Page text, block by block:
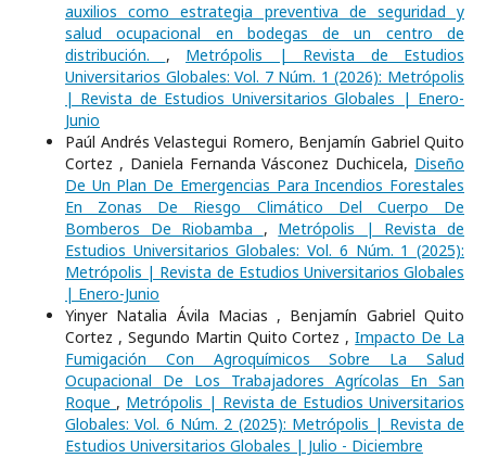
auxilios como estrategia preventiva de seguridad y
salud ocupacional en bodegas de un centro de
distribución. , Metrópolis | Revista de Estudios
Universitarios Globales: Vol. 7 Núm. 1 (2026): Metrópolis
| Revista de Estudios Universitarios Globales | Enero-
Junio
Paúl Andrés Velastegui Romero, Benjamín Gabriel Quito
Cortez , Daniela Fernanda Vásconez Duchicela, Diseño
De Un Plan De Emergencias Para Incendios Forestales
En Zonas De Riesgo Climático Del Cuerpo De
Bomberos De Riobamba , Metrópolis | Revista de
Estudios Universitarios Globales: Vol. 6 Núm. 1 (2025):
Metrópolis | Revista de Estudios Universitarios Globales
| Enero-Junio
Yinyer Natalia Ávila Macias , Benjamín Gabriel Quito
Cortez , Segundo Martin Quito Cortez ,Impacto De La
Fumigación Con Agroquímicos Sobre La Salud
Ocupacional De Los Trabajadores Agrícolas En San
Roque , Metrópolis | Revista de Estudios Universitarios
Globales: Vol. 6 Núm. 2 (2025): Metrópolis | Revista de
Estudios Universitarios Globales | Julio - Diciembre